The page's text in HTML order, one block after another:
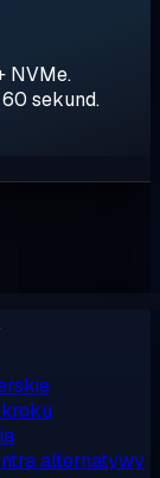
NVMe.
sekund.
alternatywy